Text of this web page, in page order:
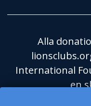
Alla
International
en